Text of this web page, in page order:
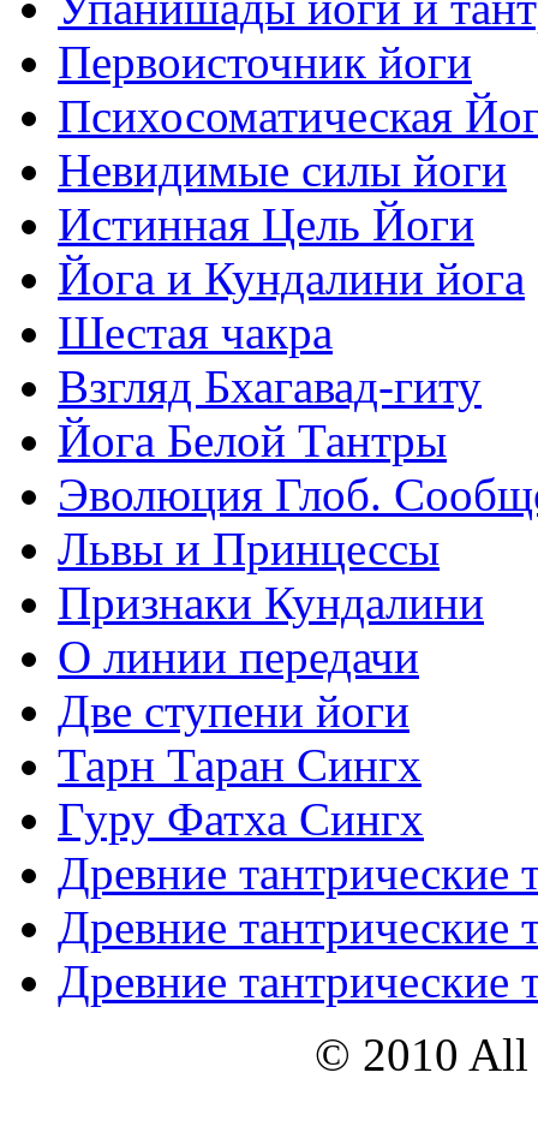
Первоисточник йоги
Психосоматическая
Невидимые силы йоги
Истинная Цель Йоги
Йога и Кундалини йога
Шестая чакра
Взгляд Бхагавад-гиту
Йога Белой Тантры
Эволюция Глоб.
Львы и Принцессы
Признаки Кундалини
О линии передачи
Две ступени йоги
Тарн Таран Сингх
Гуру Фатха Сингх
Древние тантрические
Древние тантрические
Древние тантрические
© 2010 All